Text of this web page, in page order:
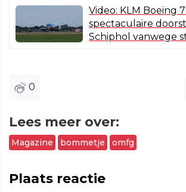
Video: KLM Boeing
spectaculaire
Schiphol vanwege
0
Lees meer over:
Magazine bommetje omfg
Plaats reactie